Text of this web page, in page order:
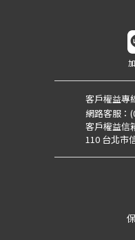
客戶權益專
網路客服：
客戶權益信
110 台北市